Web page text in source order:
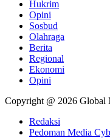
Hukrim
Opini
Sosbud
Olahraga
Berita
Regional
Ekonomi
Opini
Copyright @ 2026 Global
Redaksi
Pedoman Media